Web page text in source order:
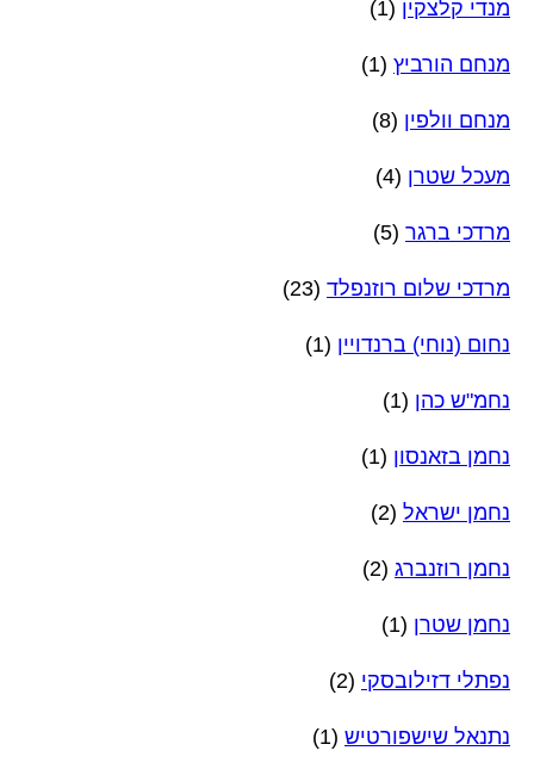
מנדי קלצקין (1)
מנחם הורביץ (1)
מנחם וולפין (8)
מעכל שטרן (4)
מרדכי ברגר (5)
מרדכי שלום רוזנפלד (23)
נחום (נוחי) ברנדויין (1)
נחמ"ש כהן (1)
נחמן בזאנסון (1)
נחמן ישראל (2)
נחמן רוזנברג (2)
נחמן שטרן (1)
נפתלי דזילובסקי (2)
נתנאל שישפורטיש (1)